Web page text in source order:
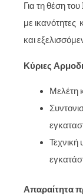
Για τη θέση του
με ικανότητες
και
Κύριες
Μελέτη
Τεχνική
Απαραίτητα